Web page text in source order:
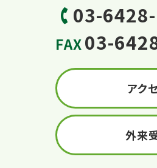
03-
FAX03-
アク
外来